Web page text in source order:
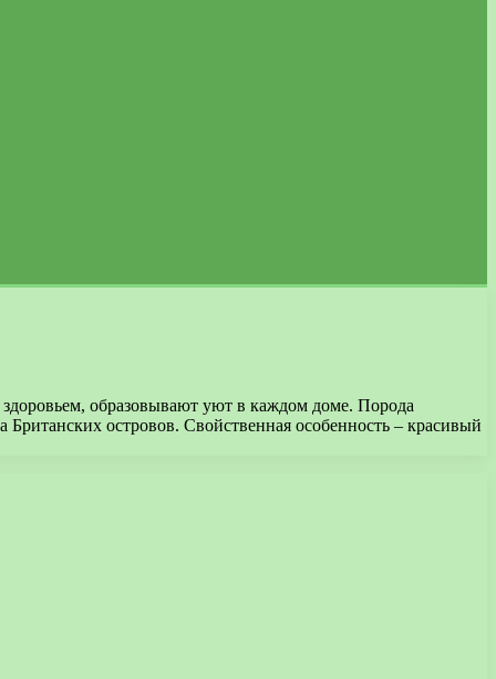
образовывают уют в каждом доме. Порода
Британских островов. Свойственная особенность – красивый